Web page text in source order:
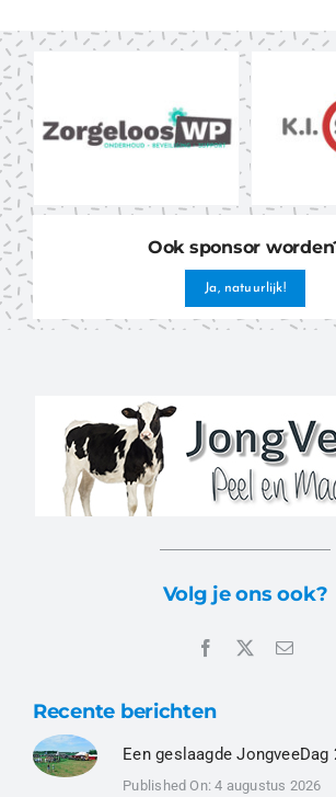
Ook sponsor
Ja, natuurlijk!
Volg je ons ook?
Recente berichten
Een geslaagde JongveeDag
Published On: 4 augustus 2026